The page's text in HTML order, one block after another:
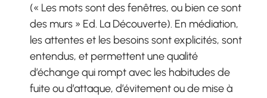
(« Les mots sont des fenêtres, ou bien ce sont
des murs » Ed. La Découverte). En médiation,
les attentes et les besoins sont explicités, sont
entendus, et permettent une qualité
d’échange qui rompt avec les habitudes de
fuite ou d’attaque, d’évitement ou de mise à